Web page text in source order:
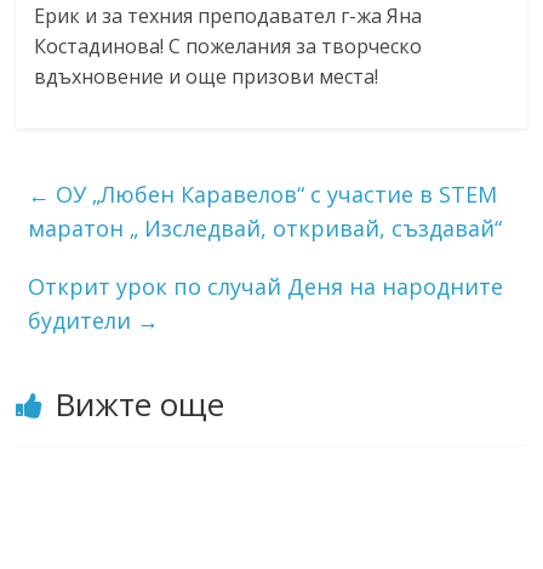
Ерик и за техния преподавател г-жа Яна
Костадинова! С пожелания за творческо
вдъхновение и още призови места!
← ОУ „Любен Каравелов“ с участие в STEM
маратон „ Изследвай, откривай, създавай“
Открит урок по случай Деня на народните
будители →
Вижте още